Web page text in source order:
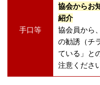
手口等
協会からお
紹介
協会員から
の勧誘（チ
ている」と
注意ください